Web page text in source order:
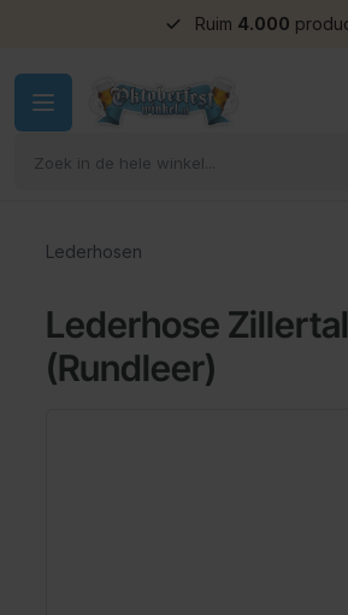
Groepskorting
Lederhosen
Lederhose Zillertal
(Rundleer)